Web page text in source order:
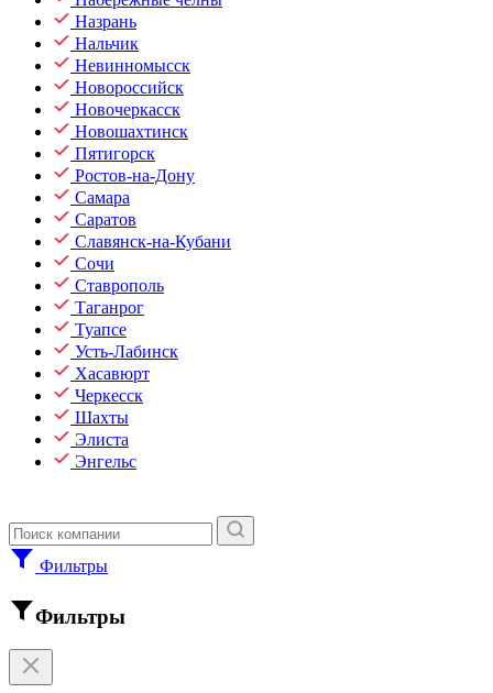
Назрань
Нальчик
Невинномысск
Новороссийск
Новочеркасск
Новошахтинск
Пятигорск
Ростов-на-Дону
Самара
Саратов
Славянск-на-Кубани
Сочи
Ставрополь
Таганрог
Туапсе
Усть-Лабинск
Хасавюрт
Черкесск
Шахты
Элиста
Энгельс
Фильтры
Фильтры